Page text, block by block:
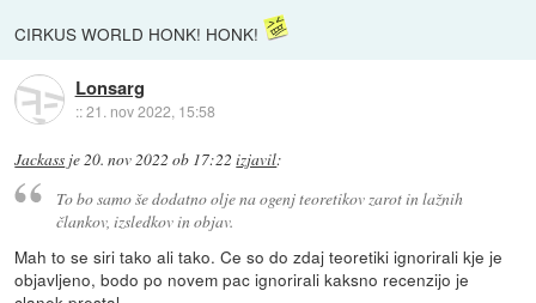
CIRKUS WORLD HONK! HONK!
Lonsarg
::21. nov 2022, 15:58
Jackass je20. nov 2022 ob 17:22 izjavil:
To bo samo še dodatno olje na ogenj teoretikov zarot in lažnih
člankov, izsledkov in objav.
Mah to se siri tako ali tako. Ce so do zdaj teoretiki ignorirali kje je
objavljeno, bodo po novem pac ignorirali kaksno recenzijo je